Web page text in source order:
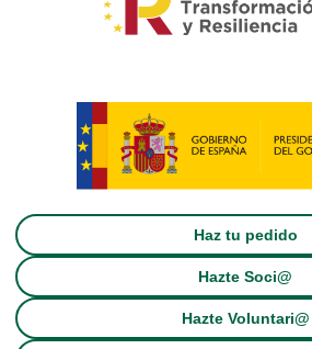
Haz tu pedido
Hazte Soci@
Hazte Voluntari@